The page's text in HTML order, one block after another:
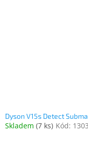
Dyson V15s Detect
Skladem (7 ks) Kód: